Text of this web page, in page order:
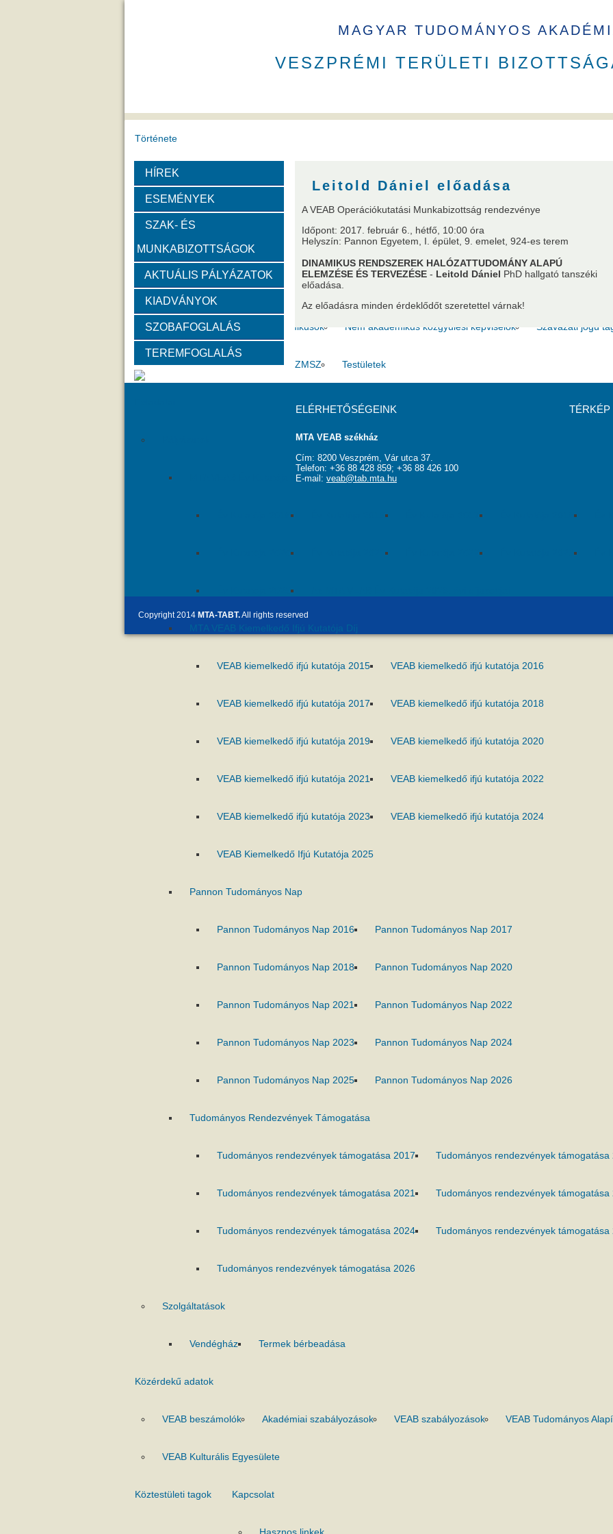
MAGYAR TUDOMÁNYOS
VESZPRÉMI TERÜLETI
Története
A VEAB története
Díjak
Emlékérem Pannon Tudományos Nap
Szervezeti felépítése
Választott vezetők Akadémikusok Nem akadémikus közgyűlési képviselők Szavazati jogú
Tanácskozási jogú tagok SZMSZ Testületek
MTA VEAB Év Kutatója Díj
MTA VEAB Kiemelkedő Ifjú Kutatója Díj
VEAB kiemelkedő ifjú kutatója 2015 VEAB kiemelkedő ifjú kutatója 2016
VEAB kiemelkedő ifjú kutatója 2017 VEAB kiemelkedő ifjú kutatója 2018
VEAB kiemelkedő ifjú kutatója 2019 VEAB kiemelkedő ifjú kutatója 2020
VEAB kiemelkedő ifjú kutatója 2021 VEAB kiemelkedő ifjú kutatója 2022
VEAB kiemelkedő ifjú kutatója 2023 VEAB kiemelkedő ifjú kutatója 2024
VEAB Kiemelkedő Ifjú Kutatója 2025
Pannon Tudományos Nap
Pannon Tudományos Nap 2016 Pannon Tudományos Nap 2017
Pannon Tudományos Nap 2018 Pannon Tudományos Nap 2020
Pannon Tudományos Nap 2021 Pannon Tudományos Nap 2022
Pannon Tudományos Nap 2023 Pannon Tudományos Nap 2024
Pannon Tudományos Nap 2025 Pannon Tudományos Nap 2026
Tudományos Rendezvények Támogatása
Tudományos rendezvények támogatása 2017 Tudományos rendezvények támogatása
Tudományos rendezvények támogatása 2021 Tudományos rendezvények támogatása
Tudományos rendezvények támogatása 2024 Tudományos rendezvények támogatása
Tudományos rendezvények támogatása 2026
Szolgáltatások
Vendégház Termek bérbeadása
Közérdekű adatok
VEAB beszámolók Akadémiai szabályozások VEAB szabályozások VEAB Tudományos
VEAB Kulturális Egyesülete
Köztestületi tagok Kapcsolat
HÍREK
ESEMÉNYEK
SZAK- ÉS
MUNKABIZOTTSÁGOK
AKTUÁLIS PÁLYÁZATOK
KIADVÁNYOK
SZOBAFOGLALÁS
TEREMFOGLALÁS
Leitold Dániel előadása
A VEAB Operációkutatási Munkabizottság rendezvénye
Időpont: 2017. február 6., hétfő, 10:00 óra
Helyszín: Pannon Egyetem, I. épület, 9. emelet, 924-es terem
DINAMIKUS RENDSZEREK HALÓZATTUDOMÁNY ALAPÚ
ELEMZÉSE ÉS TERVEZÉSE - Leitold Dániel PhD hallgató tanszéki
előadása.
Az előadásra minden érdeklődőt szeretettel várnak!
ELÉRHETŐSÉGEINK
MTA VEAB székház
Cím: 8200 Veszprém, Vár utca 37.
Telefon: +36 88 428 859; +36 88 426 100
E-mail: veab@tab.mta.hu
TÉRKÉP
Copyright 2014 MTA-TABT.All rights reserved